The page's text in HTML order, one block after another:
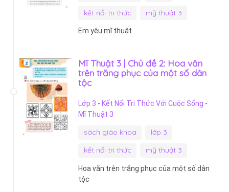
kết nối tri thức
mỹ thuật 3
Em yêu mĩ thuật
Mĩ Thuật 3 | Chủ đề 2: Hoa văn
trên trăng phục của một số dân
tộc
Lớp 3 - Kết Nối Tri Thức Với Cuộc Sống -
Mĩ Thuật 3
sách giáo khoa
lớp 3
kết nối tri thức
mỹ thuật 3
Hoa văn trên trăng phục của một số dân
tộc